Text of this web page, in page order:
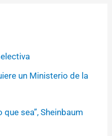
un Ministerio de la
sea”, Sheinbaum